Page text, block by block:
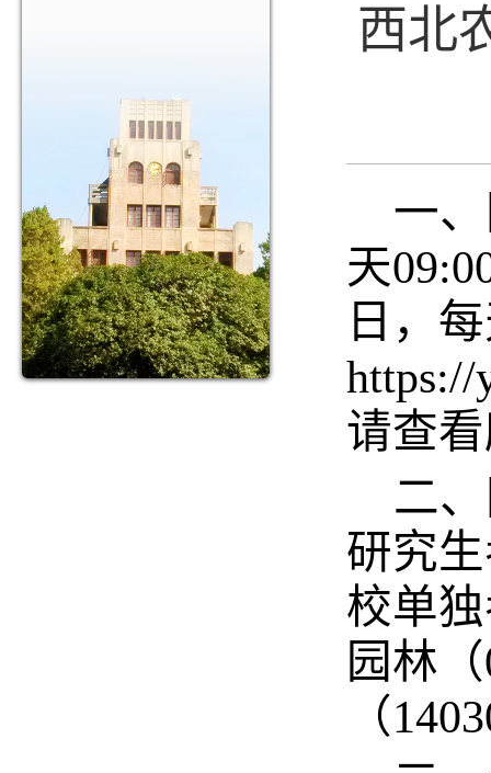
西北
一、
天
日，
https://
请查
二
研究
校单
园林
（